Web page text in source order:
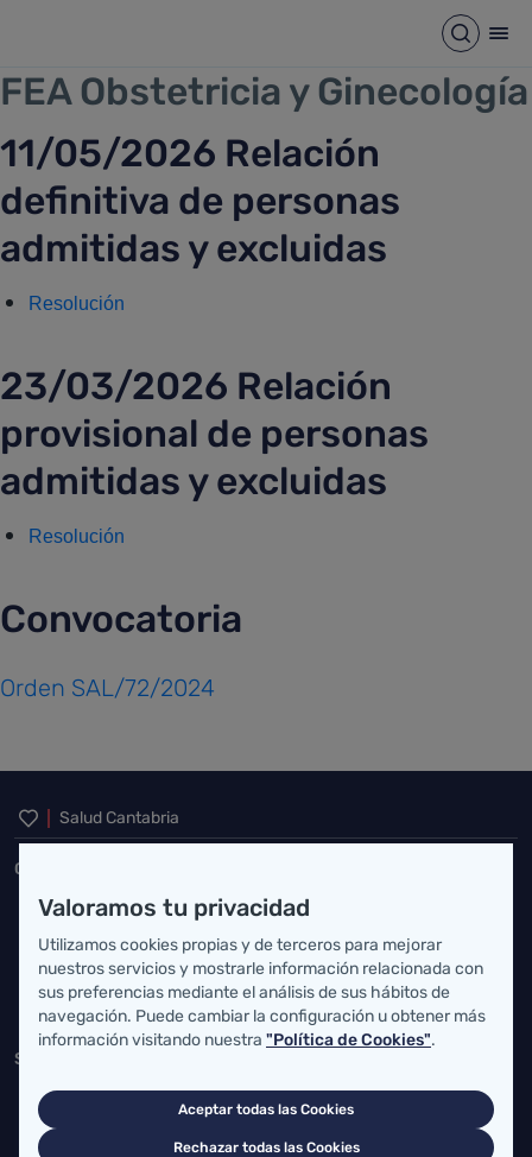
FEA OBSTETRICIA Y Abrir
FEA Obstetricia y Ginecología
11/05/2026 Relación
definitiva de personas
admitidas y excluidas
Resolución
23/03/2026 Relación
provisional de personas
admitidas y excluidas
Resolución
Convocatoria
Orden SAL/72/2024
Inicio del pie de página
Salud Cantabria
Consejería de Salud
Federico Vial 13, 39009 Santander, Cantabria
atencionusuario@cantabria.es
942208130 942395562
Servicio Cántabro de Salud
Cardenal Herrera Oria, S/N 39011 Santander, Cantabria
buzgen.dg@scsalud.es
Valoramos tu privacidad
Utilizamos cookies propias y de terceros para mejorar
nuestros servicios y mostrarle información relacionada con
sus preferencias mediante el análisis de sus hábitos de
navegación. Puede cambiar la configuración u obtener más
información visitando nuestra "Política de Cookies".
Aceptar todas las Cookies
Rechazar todas las Cookies